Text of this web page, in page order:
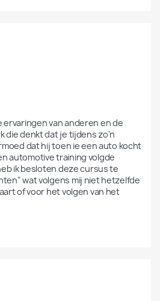
ervaringen van anderen en de
die denkt dat je tijdens zo'n
dat hij toen ie een auto kocht
automotive training volgde
ik besloten deze cursus te
wat volgens mij niet hetzelfde
of voor het volgen van het